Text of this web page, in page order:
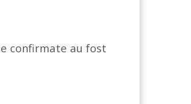
confirmate au fost